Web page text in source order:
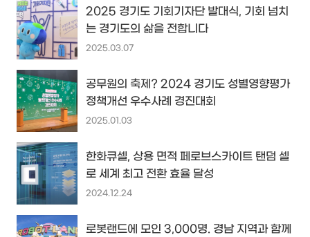
2025 경기도 기회기자단 발대식, 기회 넘치
는 경기도의 삶을 전합니다
2025.03.07
공무원의 축제? 2024 경기도 성별영향평가
정책개선 우수사례 경진대회
2025.01.03
한화큐셀, 상용 면적 페로브스카이트 탠덤 셀
로 세계 최고 전환 효율 달성
2024.12.24
로봇랜드에 모인 3,000명. 경남 지역과 함께